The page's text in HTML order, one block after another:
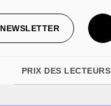
NEWSLETTER
PRIX DES LECTEURS